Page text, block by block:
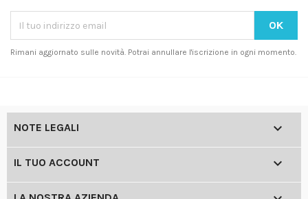
Rimani aggiornato sulle novità. Potrai annullare l'iscrizione in ogni momento.
NOTE LEGALI 
IL TUO ACCOUNT 